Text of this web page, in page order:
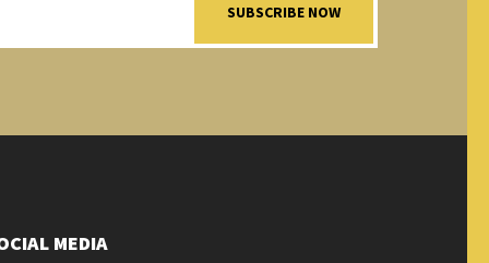
SUBSCRIBE NOW
MEDIA